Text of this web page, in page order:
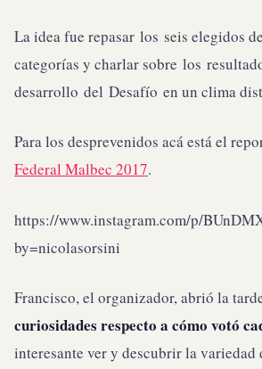
La idea fue repasar los seis elegidos
categorías y charlar sobre los
desarrollo del Desafío en un clima
Para los desprevenidos acá está el
Federal Malbec 2017.
https://www.instagram.com/p/
by=nicolasorsini
Francisco, el organizador, abrió la
curiosidades respecto a cómo votó
interesante ver y descubrir la variedad